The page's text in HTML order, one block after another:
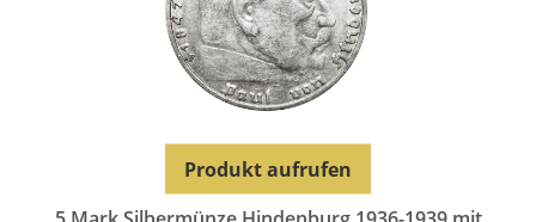
Produkt aufrufen